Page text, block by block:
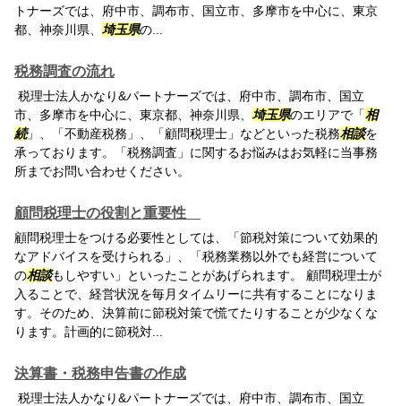
トナーズでは、府中市、調布市、国立市、多摩市を中心に、東京
都、神奈川県、 埼玉県の...
税務調査の流れ
税理士法人かなり&パートナーズでは、府中市、調布市、国立
市、多摩市を中心に、東京都、神奈川県、 埼玉県のエリアで「相
続」、「不動産税務」、「顧問税理士」などといった税務相談を
承っております。「税務調査」に関するお悩みはお気軽に当事務
所までお問い合わせください。
顧問税理士の役割と重要性
顧問税理士をつける必要性としては、「節税対策について効果的
なアドバイスを受けられる」、「税務業務以外でも経営について
の相談もしやすい」といったことがあげられます。 顧問税理士が
入ることで、経営状況を毎月タイムリーに共有することになりま
す。そのため、決算前に節税対策で慌てたりすることが少なくな
ります。計画的に節税対...
決算書・税務申告書の作成
税理士法人かなり&パートナーズでは、府中市、調布市、国立